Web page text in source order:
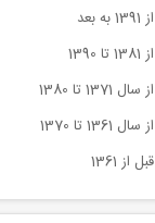
از 1391 به بعد
از 1381 تا 1390
از سال 1371 تا 1380
از سال 1361 تا 1370
قبل از 1361